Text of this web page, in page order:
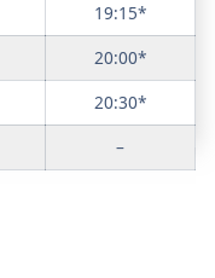
19:15*
20:00*
20:30*
–